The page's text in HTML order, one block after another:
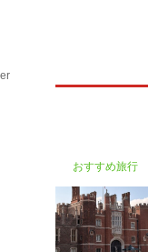
おすすめ旅行